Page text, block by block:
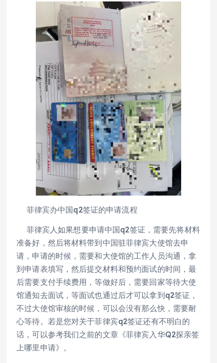
菲律宾办中国q2签证的申请流程
菲律宾人如果想要申请中国q2签证，需要先将材料
准备好，然后将材料带到中国驻菲律宾大使馆去申
请，申请的时候，需要和大使馆的工作人员沟通，拿
到申请表填写，然后提交材料和预约面试的时间，最
后需要支付手续费用，等做好后，需要回家等待大使
馆通知去面试，等面试也通过后才可以拿到q2签证，
不过大使馆审核的时候，可以会没有那么快，需要耐
心等待。若是您对关于菲律宾q2签证还有不明白的
话，可以参考我们之前的文章《菲律宾入华Q2探亲签
上哪里申请》。